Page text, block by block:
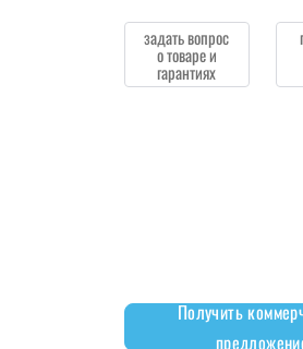
задать вопрос
о товаре и
гарантиях
Получить